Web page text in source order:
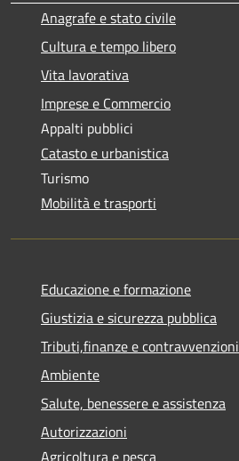
Anagrafe e stato civile
Cultura e tempo libero
Vita lavorativa
Imprese e Commercio
Appalti pubblici
Catasto e urbanistica
Turismo
Mobilità e trasporti
Educazione e formazione
Giustizia e sicurezza pubblica
Tributi,finanze e contravvenzioni
Ambiente
Salute, benessere e assistenza
Autorizzazioni
Agricoltura e pesca